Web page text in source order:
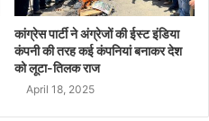
कांग्रेस पार्टी ने अंग्रेजों की ईस्ट इंडिया
कंपनी की तरह कई कंपनियां बनाकर देश
को लूटा-तिलक राज
April 18, 2025